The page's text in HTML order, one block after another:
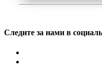
Следите за нами в